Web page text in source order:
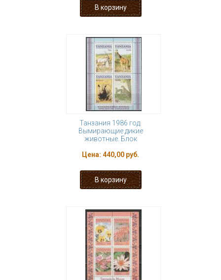
Танзания 1986 год.
Вымирающие дикие
животные. Блок
Цена: 440,00 руб.